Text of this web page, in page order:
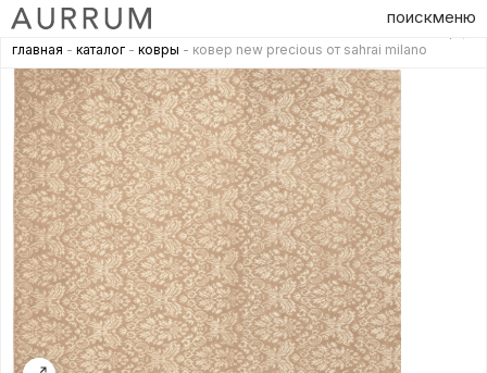
поискменю
главная - каталог - ковры - ковер new precious от sahrai milano